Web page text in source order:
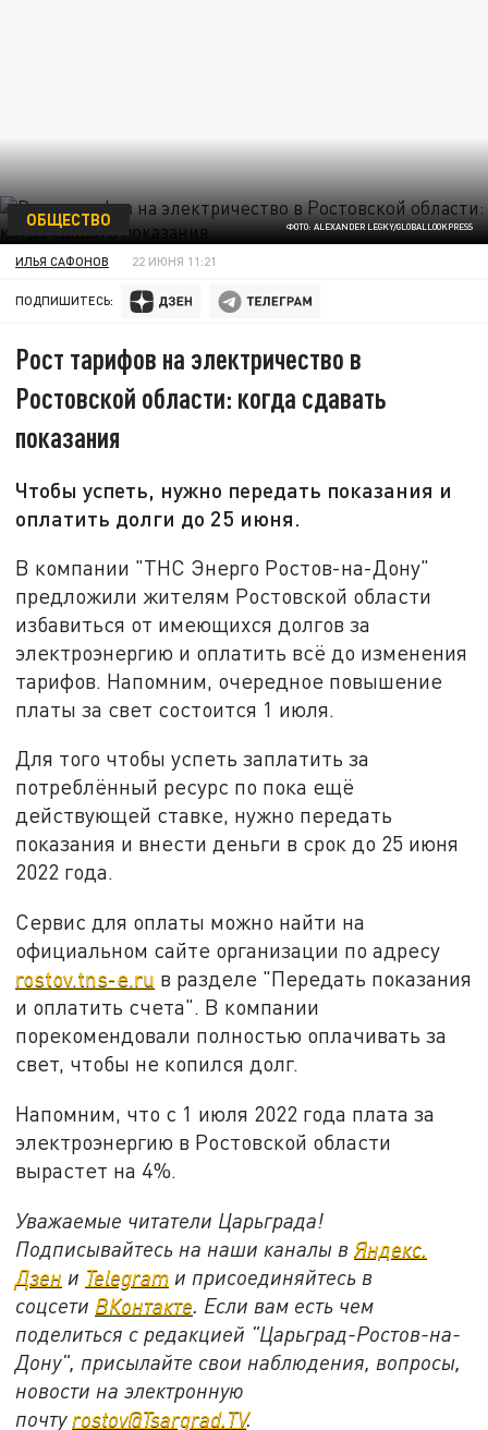
ФОТО: ALEXANDER LEGKY/GLOBALLOOKPRESS
ОБЩЕСТВО
ИЛЬЯ САФОНОВ 22 ИЮНЯ 11:21
ПОДПИШИТЕСЬ:
Рост тарифов на электричество в
Ростовской области: когда сдавать
показания
Чтобы успеть, нужно передать показания и
оплатить долги до 25 июня.
В компании "ТНС Энерго Ростов-на-Дону"
предложили жителям Ростовской области
избавиться от имеющихся долгов за
электроэнергию и оплатить всё до изменения
тарифов. Напомним, очередное повышение
платы за свет состоится 1 июля.
Для того чтобы успеть заплатить за
потреблённый ресурс по пока ещё
действующей ставке, нужно передать
показания и внести деньги в срок до 25 июня
2022 года.
Сервис для оплаты можно найти на
официальном сайте организации по адресу
rostov.tns-e.ru в разделе "Передать показания
и оплатить счета". В компании
порекомендовали полностью оплачивать за
свет, чтобы не копился долг.
Напомним, что с 1 июля 2022 года плата за
электроэнергию в Ростовской области
вырастет на 4%.
Уважаемые читатели Царьграда!
Подписывайтесь на наши каналы в Яндекс.
Дзен и Telegram и присоединяйтесь в
соцсети ВКонтакте . Если вам есть чем
поделиться с редакцией "Царьград-Ростов-на-
Дону", присылайте свои наблюдения, вопросы,
новости на электронную
почту rostov@Tsargrad.ТV.